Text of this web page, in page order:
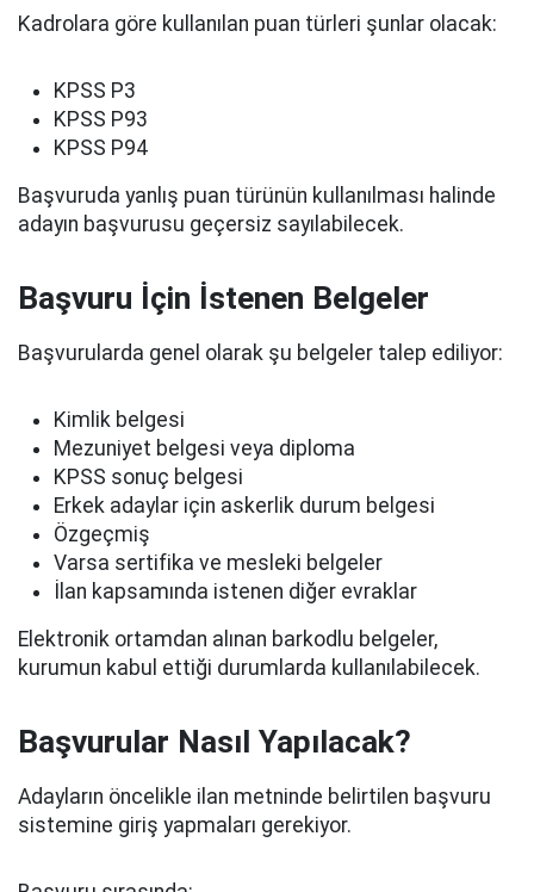
Kadrolara göre kullanılan puan türleri şunlar olacak:
KPSS P3
KPSS P93
KPSS P94
Başvuruda yanlış puan türünün kullanılması halinde
adayın başvurusu geçersiz sayılabilecek.
Başvuru İçin İstenen Belgeler
Başvurularda genel olarak şu belgeler talep ediliyor:
Kimlik belgesi
Mezuniyet belgesi veya diploma
KPSS sonuç belgesi
Erkek adaylar için askerlik durum belgesi
Özgeçmiş
Varsa sertifika ve mesleki belgeler
İlan kapsamında istenen diğer evraklar
Elektronik ortamdan alınan barkodlu belgeler,
kurumun kabul ettiği durumlarda kullanılabilecek.
Başvurular Nasıl Yapılacak?
Adayların öncelikle ilan metninde belirtilen başvuru
sistemine giriş yapmaları gerekiyor.